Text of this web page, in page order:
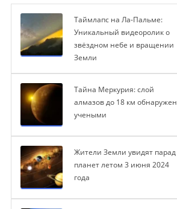
Таймлапс на Ла-Пальме:
Уникальный видеоролик о
звёздном небе и вращении
Земли
Тайна Меркурия: слой
алмазов до 18 км обнаружен
учеными
Жители Земли увидят парад
планет летом 3 июня 2024
года